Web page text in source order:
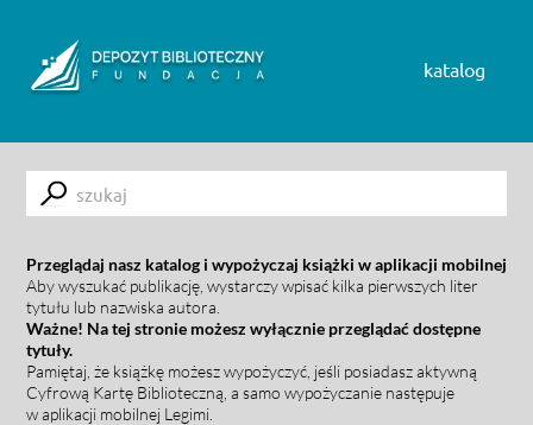
katalog
Submit
Przeglądaj nasz katalog i wypożyczaj książki w aplikacji mobilnej
Aby wyszukać publikację, wystarczy wpisać kilka pierwszych liter
tytułu lub nazwiska autora.
Ważne! Na tej stronie możesz wyłącznie przeglądać dostępne
tytuły.
Pamiętaj, że książkę możesz wypożyczyć, jeśli posiadasz aktywną
Cyfrową Kartę Biblioteczną, a samo wypożyczanie następuje
w aplikacji mobilnej Legimi.